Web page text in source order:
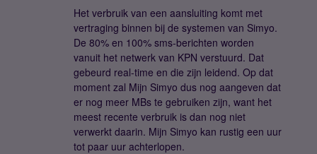
Het verbruik van een aansluiting komt met
vertraging binnen bij de systemen van Simyo.
De 80% en 100% sms-berichten worden
vanuit het netwerk van KPN verstuurd. Dat
gebeurd real-time en die zijn leidend. Op dat
moment zal Mijn Simyo dus nog aangeven dat
er nog meer MBs te gebruiken zijn, want het
meest recente verbruik is dan nog niet
verwerkt daarin. Mijn Simyo kan rustig een uur
tot paar uur achterlopen.